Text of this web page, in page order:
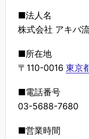
■法人名
株式会社 アキバ
■所在地
〒110-0016 東京
■電話番号
03-5688-7680
■営業時間